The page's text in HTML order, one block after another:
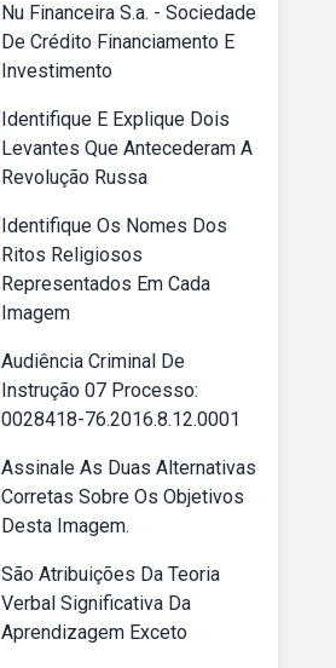
Nu Financeira S.a. - Sociedade
De Crédito Financiamento E
Investimento
Identifique E Explique Dois
Levantes Que Antecederam A
Revolução Russa
Identifique Os Nomes Dos
Ritos Religiosos
Representados Em Cada
Imagem
Audiência Criminal De
Instrução 07 Processo:
0028418-76.2016.8.12.0001
Assinale As Duas Alternativas
Corretas Sobre Os Objetivos
Desta Imagem.
São Atribuições Da Teoria
Verbal Significativa Da
Aprendizagem Exceto